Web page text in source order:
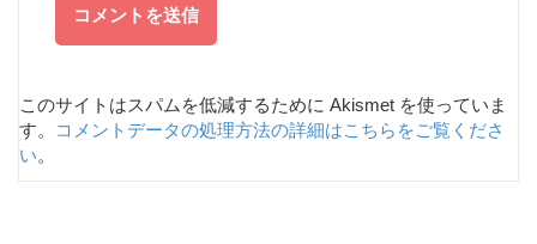
このサイトはスパムを低減するために Akismet を使っていま
す。
コメントデータの処理方法の詳細はこちらをご覧くださ
い。